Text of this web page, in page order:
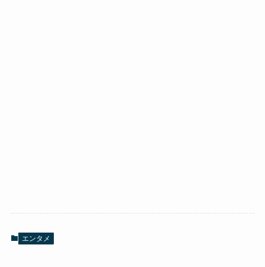
エンタメ